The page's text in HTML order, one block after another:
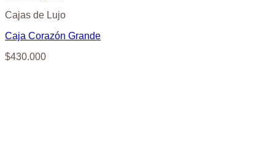
Cajas de Lujo
Caja Corazón Grande
$430.000